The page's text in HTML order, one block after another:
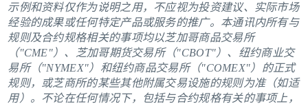
示例和资料仅作为说明之用，不应视为投资建议、实际市场
经验的成果或任何特定产品或服务的推广。本通讯内所有与
规则及合约规格相关的事项均以芝加哥商品交易所
（"CME"）、芝加哥期货交易所（"CBOT"）、纽约商业交
易所（"NYMEX"）和纽约商品交易所（"COMEX"）的正式
规则，或芝商所的某些其他附属交易设施的规则为准（如适
用）。不论在任何情况下，包括与合约规格有关的事项上，